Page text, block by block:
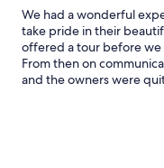
We had a wonderful
take pride in their
offered a tour before
From then on
and the owners were